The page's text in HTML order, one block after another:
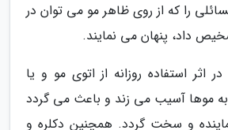
را که از روی ظاهر مو می توان در
داد، پنهان می نمایند.
اثر استفاده روزانه از اتوی مو و یا
موها آسیب می زند و باعث می گردد
و سخت گردد. همچنین دکلره و